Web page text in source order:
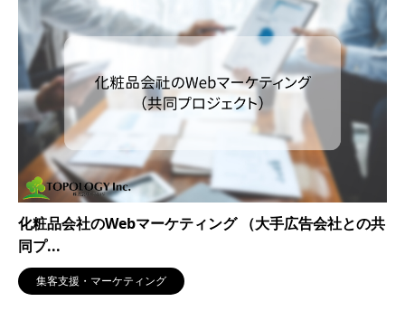
化粧品会社のWebマーケティング （大手広告会社との共
同プ...
集客支援・マーケティング